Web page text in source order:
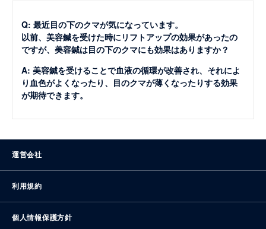
Q: 最近目の下のクマが気になっています。
以前、美容鍼を受けた時にリフトアップの効果があったの
ですが、美容鍼は目の下のクマにも効果はありますか？
A: 美容鍼を受けることで血液の循環が改善され、それによ
り血色がよくなったり、目のクマが薄くなったりする効果
が期待できます。
運営会社
利用規約
個人情報保護方針